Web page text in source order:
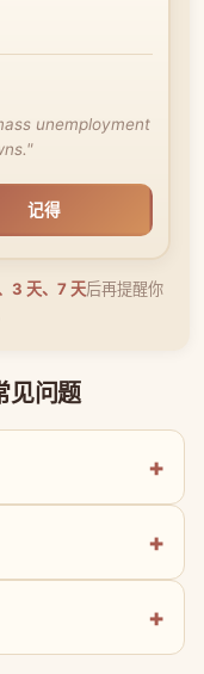
unemployment
记得
3 天、7 天后再提醒你
见问题